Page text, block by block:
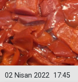
17:45
02 Nisan 2022